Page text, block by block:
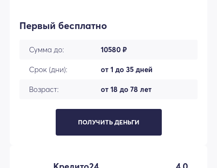
Первый бесплатно
Сумма до: 10580 ₽
Срок (дни): от 1 до 35 дней
Возраст: от 18 до 78 лет
ПОЛУЧИТЬ ДЕНЬГИ